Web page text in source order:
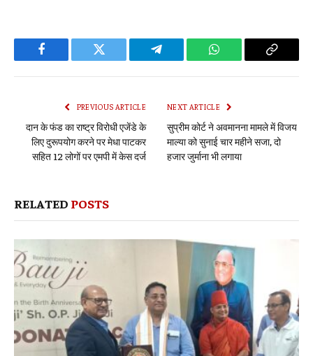
Facebook Twitter Telegram WhatsApp Copy
PREVIOUS ARTICLE
दान के फंड का राष्ट्र विरोधी एजेंडे के
लिए दुरूपयोग करने पर मेधा पाटकर
सहित 12 लोगों पर एमपी में केस दर्ज
NEXT ARTICLE
सुप्रीम कोर्ट ने अवमानना मामले में विजय
माल्या को सुनाई चार महीने सजा, दो
हजार जुर्माना भी लगाया
RELATED POSTS